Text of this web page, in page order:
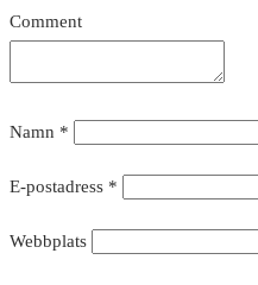
Comment
Namn *
E-postadress *
Webbplats